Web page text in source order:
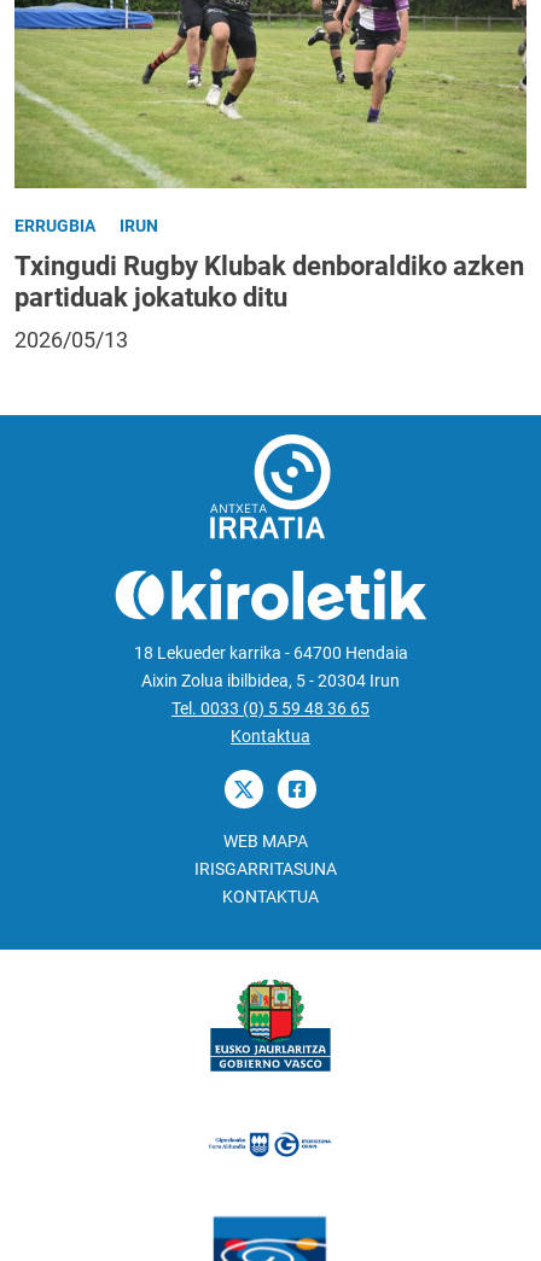
ERRUGBIA IRUN
Txingudi Rugby Klubak denboraldiko azken
partiduak jokatuko ditu
2026/05/13
18 Lekueder karrika - 64700 Hendaia
Aixin Zolua ibilbidea, 5 - 20304 Irun
Tel. 0033 (0) 5 59 48 36 65
Kontaktua
WEB MAPA
IRISGARRITASUNA
KONTAKTUA